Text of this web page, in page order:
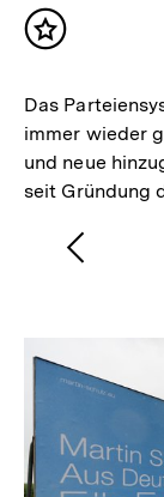
Inhalt
Das
immer wieder
und neue
seit Gründung